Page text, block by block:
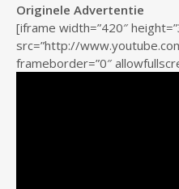
Originele Advertentie
[iframe width=”420″
src=”http://
frameborder=”0″